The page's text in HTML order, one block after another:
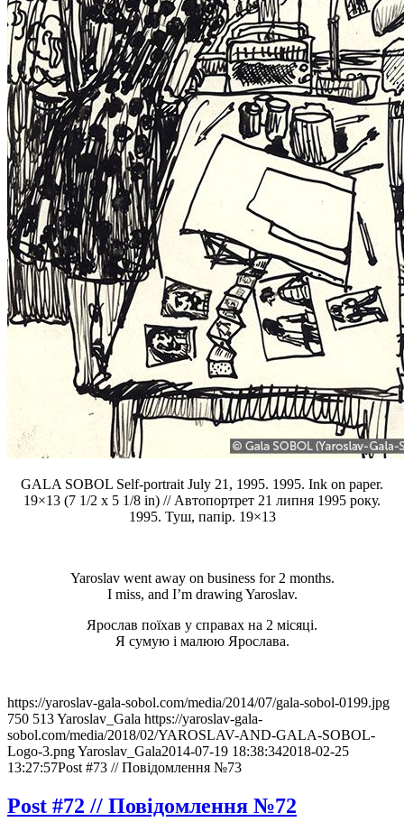
GALA SOBOL Self-portrait July 21, 1995. 1995. Ink on paper.
19×13 (7 1/2 x 5 1/8 in) // Автопортрет 21 липня 1995 року.
1995. Туш, папір. 19×13
Yaroslav went away on business for 2 months.
I miss, and I’m drawing Yaroslav.
Ярослав поїхав у справах на 2 місяці.
Я сумую і малюю Ярослава.
https://yaroslav-gala-sobol.com/media/2014/07/gala-sobol-0199.jpg
750 513Yaroslav_Gala https://yaroslav-gala-
sobol.com/media/2018/02/YAROSLAV-AND-GALA-SOBOL-
Logo-3.pngYaroslav_Gala2014-07-19 18:38:342018-02-25
13:27:57Post #73 // Повідомлення №73
Post #72 // Повідомлення №72